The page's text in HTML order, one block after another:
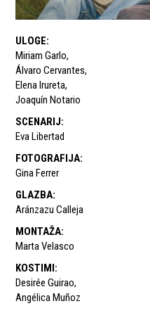
ULOGE:
Miriam Garlo,
Álvaro Cervantes,
Elena Irureta,
Joaquín Notario
SCENARIJ:
Eva Libertad
FOTOGRAFIJA:
Gina Ferrer
GLAZBA:
Aránzazu Calleja
MONTAŽA:
Marta Velasco
KOSTIMI:
Desirée Guirao,
Angélica Muñoz